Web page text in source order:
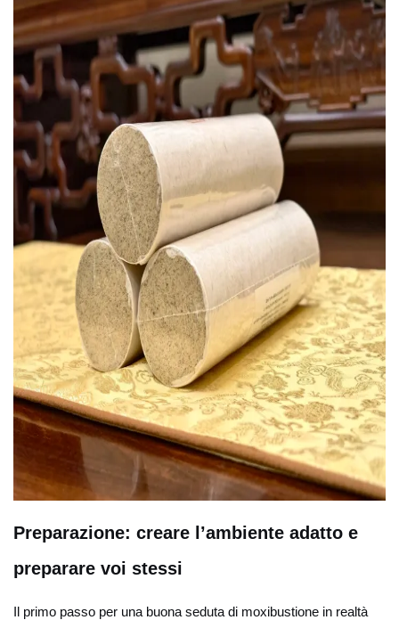
Preparazione: creare l’ambiente adatto e
preparare voi stessi
Il primo passo per una buona seduta di moxibustione in realtà